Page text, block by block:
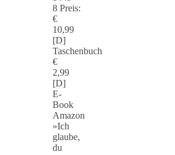
8 Preis:
€
10,99
[D]
Taschenbuch
€
2,99
[D]
E-
Book
Amazon
»Ich
glaube,
du